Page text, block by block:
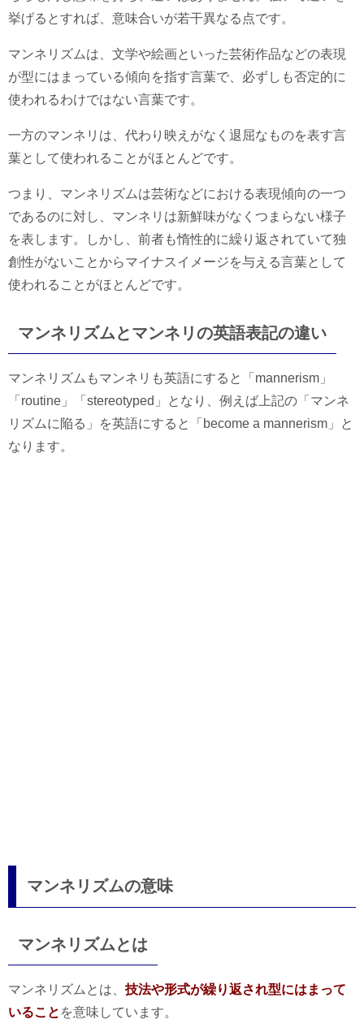
挙げるとすれば、意味合いが若干異なる点です。
マンネリズムは、文学や絵画といった芸術作品などの表現
が型にはまっている傾向を指す言葉で、必ずしも否定的に
使われるわけではない言葉です。
一方のマンネリは、代わり映えがなく退屈なものを表す言
葉として使われることがほとんどです。
つまり、マンネリズムは芸術などにおける表現傾向の一つ
であるのに対し、マンネリは新鮮味がなくつまらない様子
を表します。しかし、前者も惰性的に繰り返されていて独
創性がないことからマイナスイメージを与える言葉として
使われることがほとんどです。
マンネリズムとマンネリの英語表記の違い
マンネリズムもマンネリも英語にすると「mannerism」
「routine」「stereotyped」となり、例えば上記の「マンネ
リズムに陥る」を英語にすると「become a mannerism」と
なります。
マンネリズムの意味
マンネリズムとは
マンネリズムとは、 技法や形式が繰り返され型にはまって
いること を意味しています。